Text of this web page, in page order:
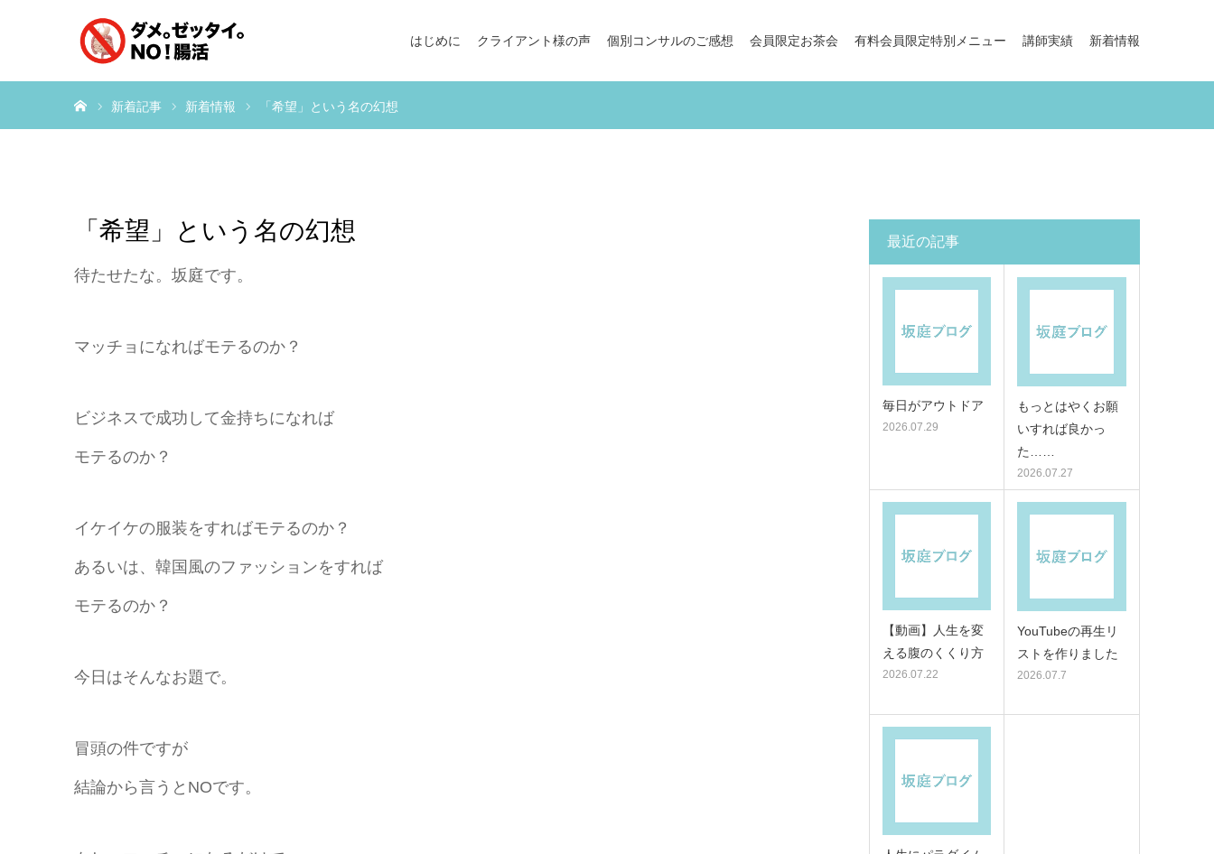
はじめに クライアント様の声 個別コンサルのご感想 会員限定お茶会 有料会員限定特別メニュー 講師実績 新着情報
新着記事 新着情報 「希望」という名の幻想
「希望」という名の幻想
待たせたな。坂庭です。
マッチョになればモテるのか？
ビジネスで成功して金持ちになれば
モテるのか？
イケイケの服装をすればモテるのか？
あるいは、韓国風のファッションをすれば
モテるのか？
今日はそんなお題で。
冒頭の件ですが
結論から言うとNOです。
最近の記事
毎日がアウトドア
2026.07.29
もっとはやくお願
いすれば良かっ
た……
2026.07.27
【動画】人生を変
える腹のくくり方
2026.07.22
YouTubeの再生リ
ストを作りました
2026.07.7